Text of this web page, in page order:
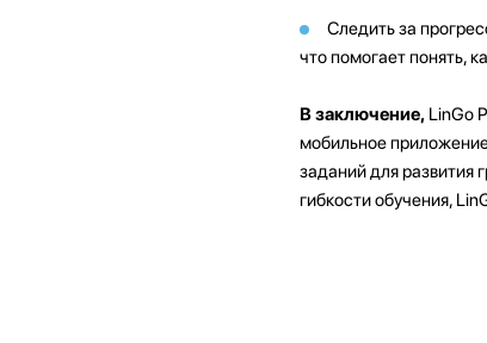
Следить за
что помогает понять,
В заключение,LinGo
мобильное
заданий для развития
гибкости обучения,